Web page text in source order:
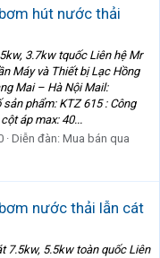
hút nước thải
3.7kw tquốc Liên hệ Mr
Máy và Thiết bị Lạc Hồng
Mai – Hà Nội Mail:
phẩm: KTZ 615 : Công
áp max: 40...
Diễn đàn: Mua bán qua
nước thải lẫn cát
7.5kw, 5.5kw toàn quốc Liên